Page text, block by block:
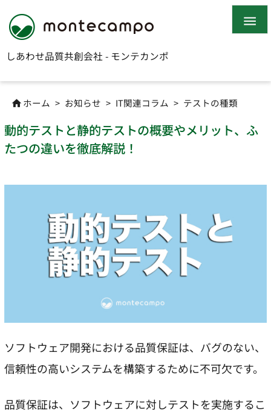
しあわせ品質共創会社 - モンテカンポ

 ホーム > お知らせ > IT関連コラム > テストの種類
動的テストと静的テストの概要やメリット、ふ
たつの違いを徹底解説！
ソフトウェア開発における品質保証は、バグのない、
信頼性の高いシステムを構築するために不可欠です。
品質保証は、ソフトウェアに対しテストを実施するこ